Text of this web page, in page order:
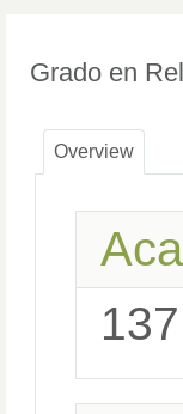
Grado en
Overview
137